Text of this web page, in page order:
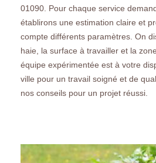
01090. Pour chaque service
établirons une estimation claire et
compte différents paramètres. On
haie, la surface à travailler et la
équipe expérimentée est à votre
ville pour un travail soigné et de
nos conseils pour un projet réussi.